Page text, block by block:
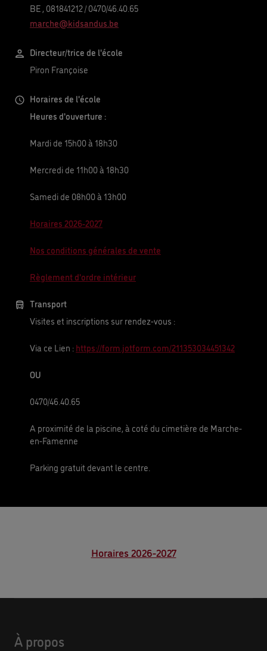
BE,081841212/0470/46.40.65
marche@kidsandus.be
Directeur/trice de l'école
Piron Françoise
Horaires de l'école
Heures d'ouverture :
Mardi de 15h00 à 18h30
Mercredi de 11h00 à 18h30
Samedi de 08h00 à 13h00
Horaires 2026-2027
Nos conditions générales de vente
Règlement d'ordre intérieur
Transport
Visites et inscriptions sur rendez-vous :
Via ce Lien :https://form.jotform.com/211353034451342
OU
0470/46.40.65
A proximité de la piscine, à coté du cimetière de Marche-
en-Famenne
Parking gratuit devant le centre.
Horaires 2026-2027
À propos